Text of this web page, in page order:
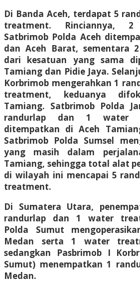
Di Banda Aceh, terdapat 5
treatment. Rinciannya,
Satbrimob Polda Aceh
dan Aceh Barat, sementara
dari kesatuan yang sama
Tamiang dan Pidie Jaya.
Korbrimob mengerahkan 1
treatment, keduanya
Tamiang. Satbrimob Polda
randurlap dan 1 water
ditempatkan di Aceh
Satbrimob Polda Sumsel
yang masih dalam
Tamiang, sehingga total alat
di wilayah ini mencapai 5
treatment.
Di Sumatera Utara,
randurlap dan 1 water
Polda Sumut
Medan serta 1 water
sedangkan Pasbrimob I
Sumut) menempatkan 1
Medan.